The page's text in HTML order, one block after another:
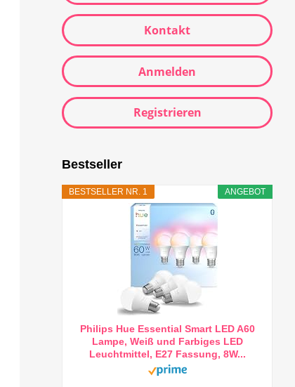
Kontakt
Anmelden
Registrieren
Bestseller
ANGEBOT
BESTSELLER NR. 1
Philips Hue Essential Smart LED A60
Lampe, Weiß und Farbiges LED
Leuchtmittel, E27 Fassung, 8W...